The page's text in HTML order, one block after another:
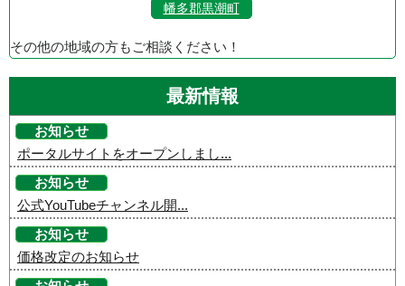
幡多郡黒潮町
その他の地域の方もご相談ください！
最新情報
お知らせ
ポータルサイトをオープンしまし...
お知らせ
公式YouTubeチャンネル開...
お知らせ
価格改定のお知らせ